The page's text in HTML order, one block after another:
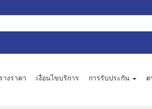
างราคา เงื่อนไขบริการ การรับประกัน